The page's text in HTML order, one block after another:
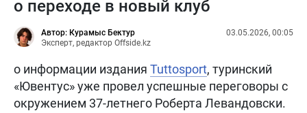
о переходе в новый клуб
Автор: Курамыс Бектур
Эксперт, редактор Offside.kz
03.05.2026, 00:05
о информации издания Tuttosport, туринский
«Ювентус» уже провел успешные переговоры с
окружением 37-летнего Роберта Левандовски.